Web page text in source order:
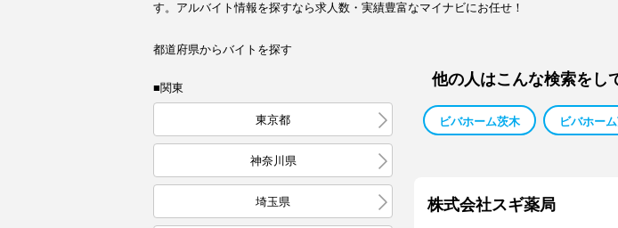
す。アルバイト情報を探すなら求人数・実績豊富なマイナビにお任せ！
都道府県からバイトを探す
■関東
東京都
神奈川県
埼玉県
他の人はこんな検索をし
ビバホーム茨木 ビバホー
株式会社スギ薬局